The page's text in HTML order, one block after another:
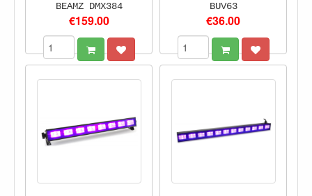
BEAMZ DMX384
€159.00
BUV63
€36.00